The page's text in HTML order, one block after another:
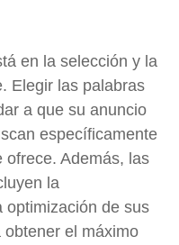
en la selección y la
Elegir las palabras
a que su anuncio
específicamente
ofrece. Además, las
la
optimización de sus
obtener el máximo